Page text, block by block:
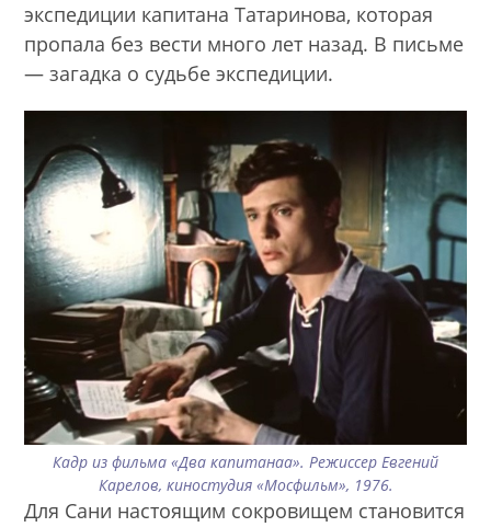
экспедиции капитана Татаринова, которая
пропала без вести много лет назад. В письме
— загадка о судьбе экспедиции.
Кадр из фильма «Два капитанаа». Режиссер Евгений
Карелов, киностудия «Мосфильм», 1976.
Для Сани настоящим сокровищем становится